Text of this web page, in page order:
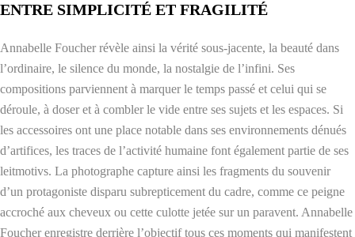
ENTRE SIMPLICITÉ ET FRAGILITÉ
Annabelle Foucher révèle ainsi la vérité sous-jacente, la beauté dans
l’ordinaire, le silence du monde, la nostalgie de l’infini. Ses
compositions parviennent à marquer le temps passé et celui qui se
déroule, à doser et à combler le vide entre ses sujets et les espaces. Si
les accessoires ont une place notable dans ses environnements dénués
d’artifices, les traces de l’activité humaine font également partie de ses
leitmotivs. La photographe capture ainsi les fragments du souvenir
d’un protagoniste disparu subrepticement du cadre, comme ce peigne
accroché aux cheveux ou cette culotte jetée sur un paravent. Annabelle
Foucher enregistre derrière l’objectif tous ces moments qui manifestent